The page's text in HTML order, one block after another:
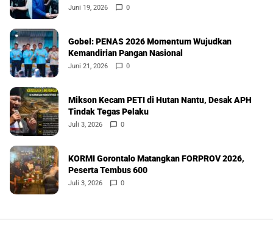
Juni 19, 2026 0
Gobel: PENAS 2026 Momentum Wujudkan
Kemandirian Pangan Nasional
Juni 21, 2026 0
Mikson Kecam PETI di Hutan Nantu, Desak APH
Tindak Tegas Pelaku
Juli 3, 2026 0
KORMI Gorontalo Matangkan FORPROV 2026,
Peserta Tembus 600
Juli 3, 2026 0